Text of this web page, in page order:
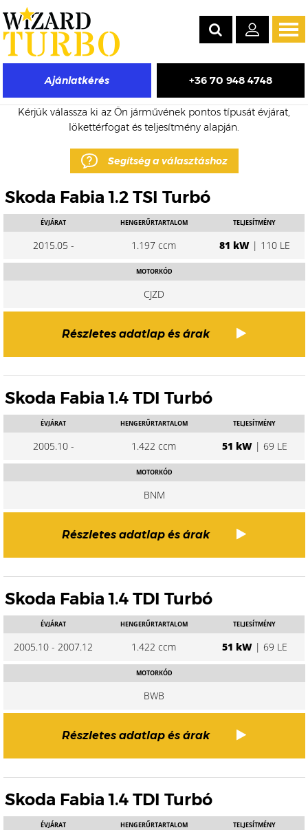
Ajánlatkérés +36 70 948 4748
Skoda Fabia eladó turbó árak
Kérjük válassza ki az Ön járművének pontos típusát évjárat,
lökettérfogat és teljesítmény alapján.
Segítség a választáshoz
Skoda Fabia 1.2 TSI Turbó
ÉVJÁRAT
2015.05 -
HENGERŰRTARTALOM
1.197 ccm
TELJESÍTMÉNY
81 kW| 110 LE
MOTORKÓD
CJZD
Részletes adatlap és árak
Skoda Fabia 1.4 TDI Turbó
ÉVJÁRAT
2005.10 -
HENGERŰRTARTALOM
1.422 ccm
TELJESÍTMÉNY
51 kW| 69 LE
MOTORKÓD
BNM
Részletes adatlap és árak
Skoda Fabia 1.4 TDI Turbó
ÉVJÁRAT
2005.10 - 2007.12
HENGERŰRTARTALOM
1.422 ccm
TELJESÍTMÉNY
51 kW| 69 LE
MOTORKÓD
BWB
Részletes adatlap és árak
Skoda Fabia 1.4 TDI Turbó
ÉVJÁRAT HENGERŰRTARTALOM TELJESÍTMÉNY